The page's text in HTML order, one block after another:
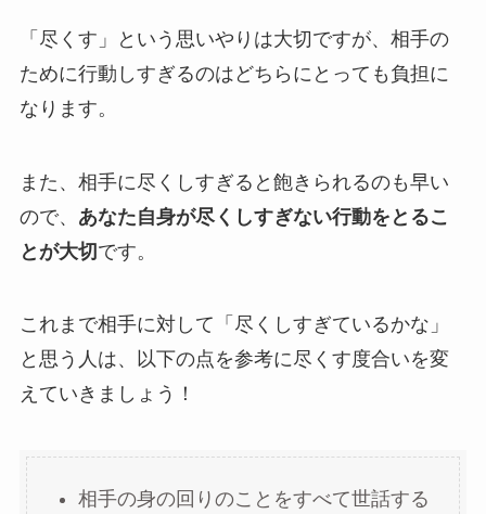
「尽くす」という思いやりは大切ですが、相手の
ために行動しすぎるのはどちらにとっても負担に
なります。
また、相手に尽くしすぎると飽きられるのも早い
ので、 あなた自身が尽くしすぎない行動をとるこ
とが大切です。
これまで相手に対して「尽くしすぎているかな」
と思う人は、以下の点を参考に尽くす度合いを変
えていきましょう！
相手の身の回りのことをすべて世話する